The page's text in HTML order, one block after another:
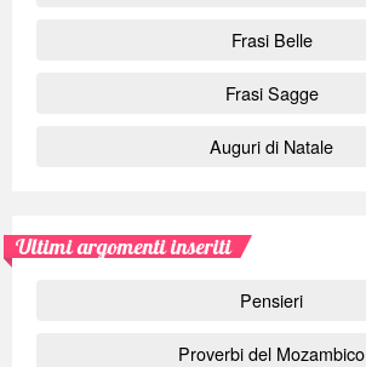
Frasi Belle
Frasi Sagge
Auguri di Natale
Ultimi argomenti inseriti
Pensieri
Proverbi del Mozambico